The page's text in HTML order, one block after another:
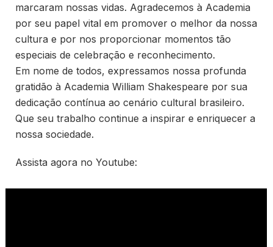
marcaram nossas vidas. Agradecemos à Academia
por seu papel vital em promover o melhor da nossa
cultura e por nos proporcionar momentos tão
especiais de celebração e reconhecimento.
Em nome de todos, expressamos nossa profunda
gratidão à Academia William Shakespeare por sua
dedicação contínua ao cenário cultural brasileiro.
Que seu trabalho continue a inspirar e enriquecer a
nossa sociedade.
Assista agora no Youtube: